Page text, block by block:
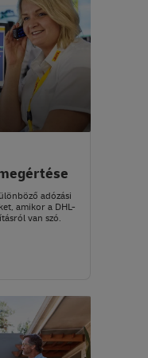
adózási
amikor a DHL-
van szó.